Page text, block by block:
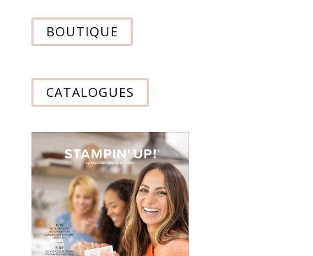
BOUTIQUE
CATALOGUES